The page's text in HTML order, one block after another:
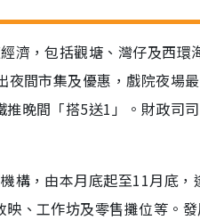
濟，包括觀塘、灣仔及西
間市集及優惠，戲院夜場
晚間「搭5送1」。財政司
構，由本月底起至11月底
、工作坊及零售攤位等。